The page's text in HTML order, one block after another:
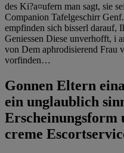
des Ki?a¤ufern man sagt, sie
Companion Tafelgeschirr
empfinden sich bisserl darauf,
Geniessen Diese unverhofft, i
von Dem aphrodisierend Frau
vorfinden…
Gonnen Eltern
ein unglaublich
Erscheinungsform
creme